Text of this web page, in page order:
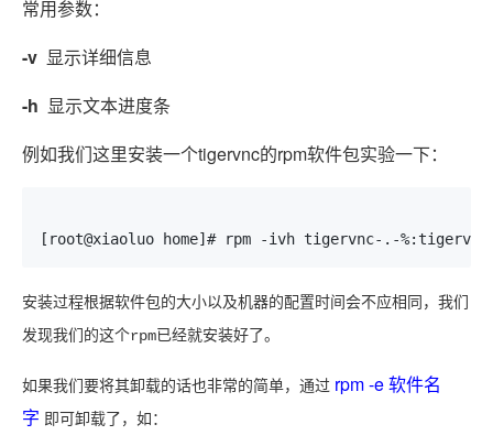
常用参数：
-v 显示详细信息
-h 显示文本进度条
例如我们这里安装一个tigervnc的rpm软件包实验一下：
[root@xiaoluo home]# rpm -ivh tigervnc-.-%:tigervnc
安装过程根据软件包的大小以及机器的配置时间会不应相同，我们
发现我们的这个rpm已经就安装好了。
如果我们要将其卸载的话也非常的简单，通过 rpm -e 软件名
字 即可卸载了，如：